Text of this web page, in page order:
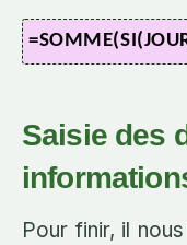
Saisie des
Pour finir, il